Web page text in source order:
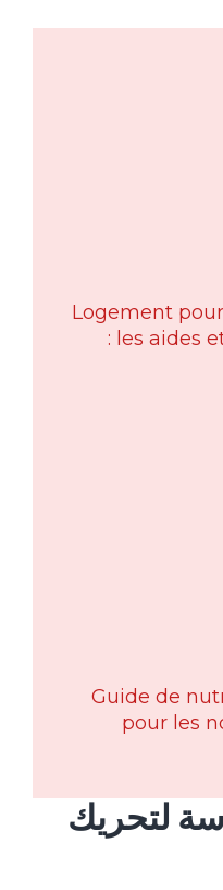
Logement
: les aides
Guide de
pour les
لتحريك